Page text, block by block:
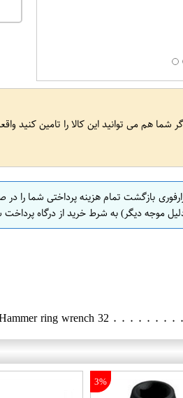
شما هم می توانید این کالا را تامین کنید
بازگشت تمام هزینه پرداختی شما
موجه دیگر) به شرط خرید از درگاه
3%